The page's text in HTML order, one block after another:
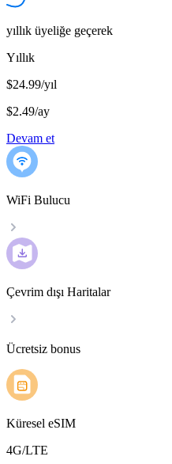
yıllık üyeliğe geçerek
Yıllık
$24.99/yıl
$2.49/ay
Devam et
WiFi Bulucu
Çevrim dışı Haritalar
Ücretsiz bonus
Küresel eSIM
4G/LTE